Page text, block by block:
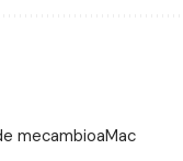
mecambioaMac